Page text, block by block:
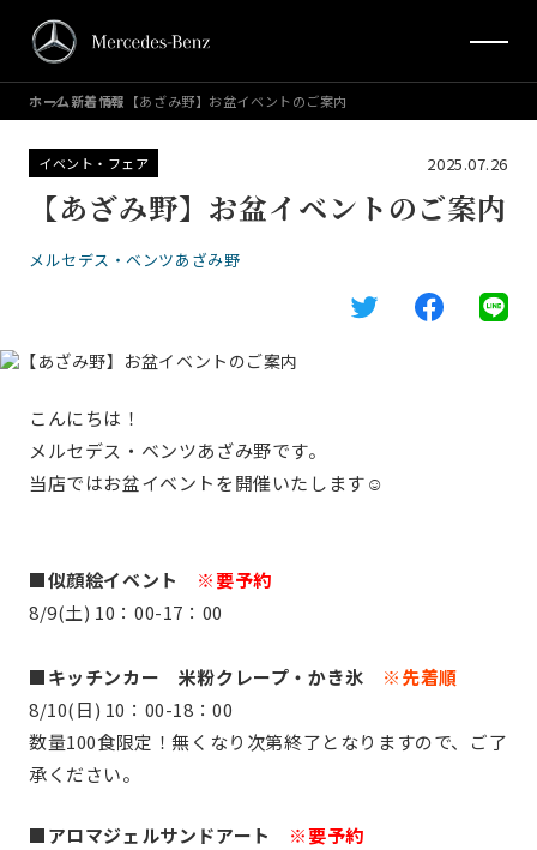
ホーム新着情報 【あざみ野】お盆イベントのご案内
イベント・フェア 2025.07.26
【あざみ野】お盆イベントのご案内
メルセデス・ベンツあざみ野
こんにちは！
メルセデス・ベンツあざみ野です。
当店ではお盆イベントを開催いたします☺
■似顔絵イベント ※要予約
8/9(土) 10：00-17：00
■キッチンカー 米粉クレープ・かき氷 ※先着順
8/10(日) 10：00-18：00
数量100食限定！無くなり次第終了となりますので、ご了
承ください。
■アロマジェルサンドアート ※要予約